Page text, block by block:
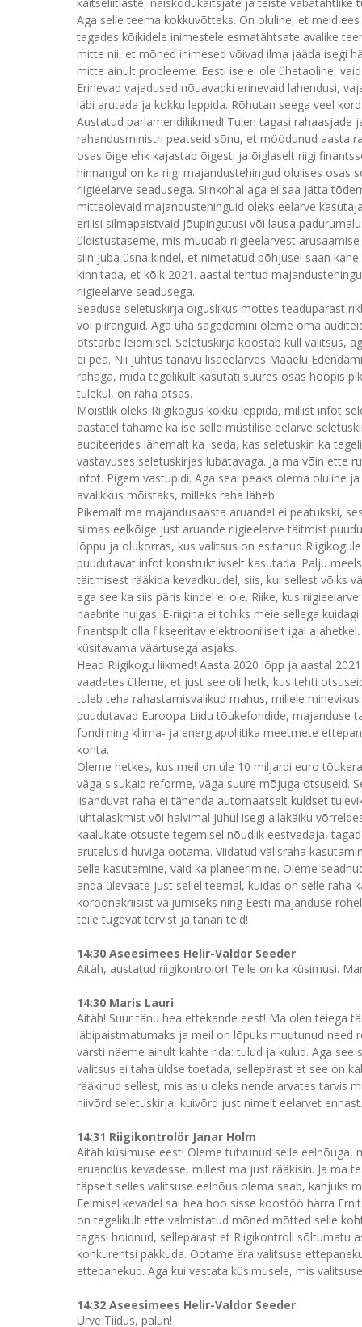
Aga selle teema kokkuvõtteks. On oluline, et meid
tagades kõikidele inimestele esmatähtsate avalike
mitte nii, et mõned inimesed võivad ilma jääda isegi
mitte ainult probleeme. Eesti ise ei ole ühetaoline,
Erinevad vajadused nõuavadki erinevaid lahendusi,
läbi arutada ja kokku leppida. Rõhutan seega veel
Austatud parlamendiliikmed! Tulen tagasi
rahandusministri peatseid sõnu, et möödunud aasta
osas õige ehk kajastab õigesti ja õiglaselt riigi
hinnangul on ka riigi majandustehingud olulises osas
riigieelarve seadusega. Siinkohal aga ei saa jätta
mitteolevaid majandustehinguid oleks eelarve
erilisi silmapaistvaid jõupingutusi või lausa
üldistustaseme, mis muudab riigieelarvest
siin juba üsna kindel, et nimetatud põhjusel saan
kinnitada, et kõik 2021. aastal tehtud
riigieelarve seadusega.
Seaduse seletuskirja õiguslikus mõttes teadupärast
või piiranguid. Aga üha sagedamini oleme oma
otstarbe leidmisel. Seletuskirja koostab küll valitsus,
ei pea. Nii juhtus tänavu lisaeelarves Maaelu
rahaga, mida tegelikult kasutati suures osas hoopis
tulekul, on raha otsas.
Mõistlik oleks Riigikogus kokku leppida, millist infot
aastatel tahame ka ise selle müstilise eelarve
auditeerides lähemalt ka seda, kas seletuskiri ka
vastavuses seletuskirjas lubatavaga. Ja ma võin ette
infot. Pigem vastupidi. Aga seal peaks olema oluline
avalikkus mõistaks, milleks raha läheb.
Pikemalt ma majandusaasta aruandel ei peatukski,
silmas eelkõige just aruande riigieelarve täitmist
lõppu ja olukorras, kus valitsus on esitanud
puudutavat infot konstruktiivselt kasutada. Palju
täitmisest rääkida kevadkuudel, siis, kui sellest võiks
ega see ka siis päris kindel ei ole. Riike, kus
naabrite hulgas. E-riigina ei tohiks meie sellega
finantspilt olla fikseeritav elektrooniliselt igal
küsitavama väärtusega asjaks.
Head Riigikogu liikmed! Aasta 2020 lõpp ja aastal
vaadates ütleme, et just see oli hetk, kus tehti
tuleb teha rahastamisvalikud mahus, millele
puudutavad Euroopa Liidu tõukefondide, majanduse
fondi ning kliima- ja energiapoliitika meetmete
kohta.
Oleme hetkes, kus meil on üle 10 miljardi euro
väga sisukaid reforme, väga suure mõjuga otsuseid.
lisanduvat raha ei tähenda automaatselt kuldset
luhtalaskmist või halvimal juhul isegi allakäiku
kaalukate otsuste tegemisel nõudlik eestvedaja,
arutelusid huviga ootama. Viidatud välisraha
selle kasutamine, vaid ka planeerimine. Oleme
anda ülevaate just sellel teemal, kuidas on selle raha
koroonakriisist väljumiseks ning Eesti majanduse
teile tugevat tervist ja tänan teid!
14:30 Aseesimees Helir-Valdor Seeder
Aitäh, austatud riigikontrolör! Teile on ka küsimusi.
14:30 Maris Lauri
Aitäh! Suur tänu hea ettekande eest! Ma olen teiega
läbipaistmatumaks ja meil on lõpuks muutunud
varsti näeme ainult kahte rida: tulud ja kulud. Aga
valitsus ei taha üldse toetada, sellepärast et see on
rääkinud sellest, mis asju oleks nende arvates tarvis
niivõrd seletuskirja, kuivõrd just nimelt eelarvet ennast.
14:31 Riigikontrolör Janar Holm
Aitäh küsimuse eest! Oleme tutvunud selle
aruandlus kevadesse, millest ma just rääkisin. Ja ma
täpselt selles valitsuse eelnõus olema saab, kahjuks
Eelmisel kevadel sai hea hoo sisse koostöö härra
on tegelikult ette valmistatud mõned mõtted selle
tagasi hoidnud, sellepärast et Riigikontroll sõltumatu
konkurentsi pakkuda. Ootame ära valitsuse
ettepanekud. Aga kui vastata küsimusele, mis
14:32 Aseesimees Helir-Valdor Seeder
Urve Tiidus, palun!